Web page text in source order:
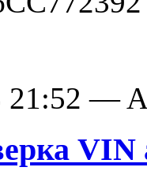
21:52 —
VIN